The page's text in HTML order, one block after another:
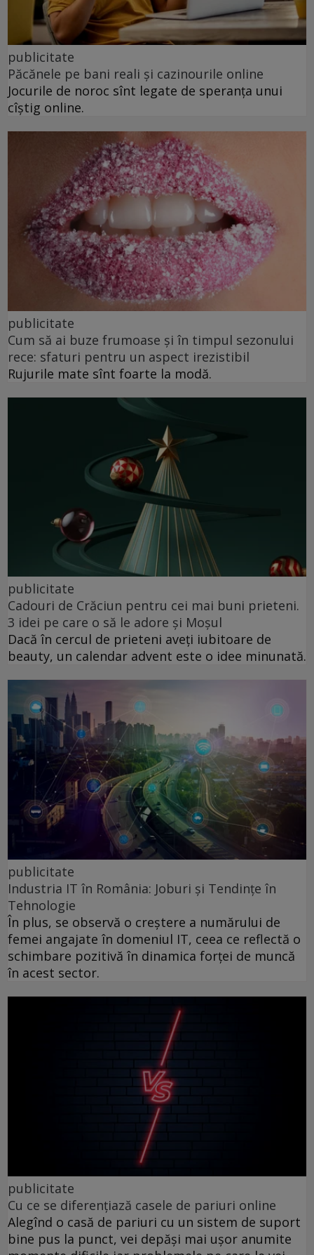
publicitate
Păcănele pe bani reali și cazinourile online
Jocurile de noroc sînt legate de speranța unui
cîștig online.
publicitate
Cum să ai buze frumoase şi în timpul sezonului
rece: sfaturi pentru un aspect irezistibil
Rujurile mate sînt foarte la modă.
publicitate
Cadouri de Crăciun pentru cei mai buni prieteni.
3 idei pe care o să le adore și Moșul
Dacă în cercul de prieteni aveți iubitoare de
beauty, un calendar advent este o idee minunată.
publicitate
Industria IT în România: Joburi și Tendințe în
Tehnologie
În plus, se observă o creștere a numărului de
femei angajate în domeniul IT, ceea ce reflectă o
schimbare pozitivă în dinamica forței de muncă
în acest sector.
publicitate
Cu ce se diferențiază casele de pariuri online
Alegînd o casă de pariuri cu un sistem de suport
bine pus la punct, vei depăși mai ușor anumite